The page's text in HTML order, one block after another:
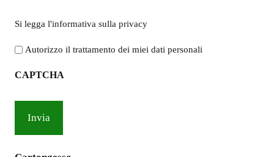
legga
l'informativa
privacy
Si legga l'informativa sulla privacy
Autorizzo il trattamento dei miei dati personali
CAPTCHA